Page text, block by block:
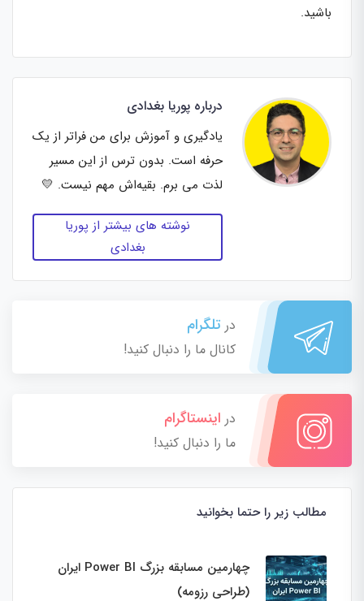
باشید.
درباره پوریا بغدادی
یادگیری و آموزش برای من فراتر از یک
حرفه است. بدون ترس از این مسیر
لذت می برم. بقیه‌اش مهم نیست. 💛
نوشته های بیشتر از پوریا
بغدادی
در تلگرام
کانال ما را دنبال کنید!
در اینستاگرام
ما را دنبال کنید!
مطالب زیر را حتما بخوانید
چهارمین مسابقه بزرگ Power BI ایران
(طراحی رزومه)